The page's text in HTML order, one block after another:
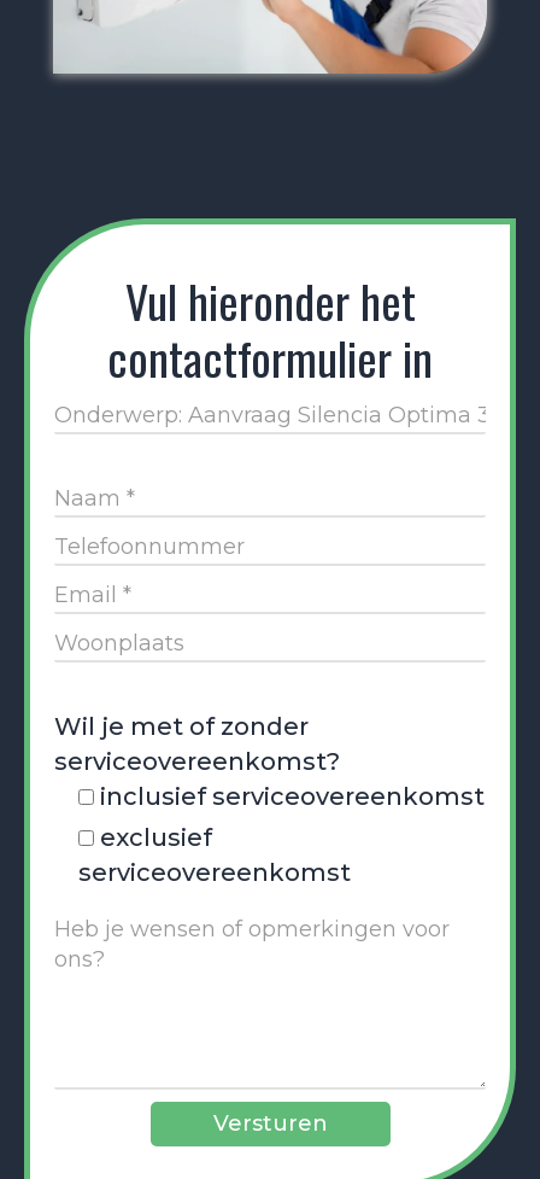
Vul hieronder het
contactformulier in
Wil je met of zonder
serviceovereenkomst?
inclusief serviceovereenkomst
exclusief
serviceovereenkomst